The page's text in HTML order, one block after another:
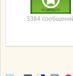
3384